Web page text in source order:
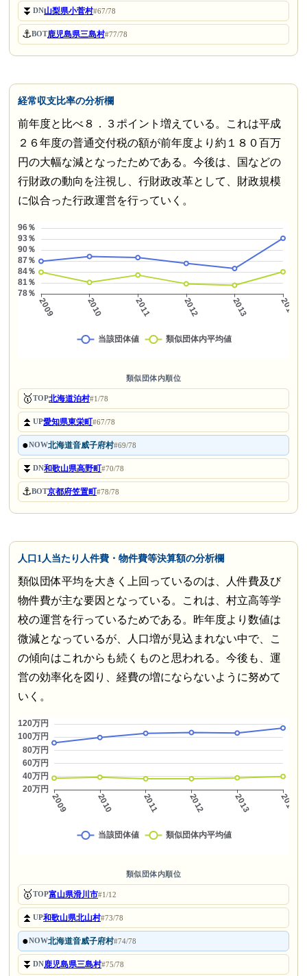
⏬DN山梨県小菅村#67/78
⚓BOT鹿児島県三島村#77/78
経常収支比率の分析欄
前年度と比べ８．３ポイント増えている。これは平成
２６年度の普通交付税の額が前年度より約１８０百万
円の大幅な減となったためである。今後は、国などの
行財政の動向を注視し、行財政改革として、財政規模
に似合った行政運営を行っていく。
類似団体内順位
🥇TOP北海道泊村#1/78
⏫UP愛知県東栄町#67/78
●NOW北海道音威子府村#69/78
⏬DN和歌山県高野町#70/78
⚓BOT京都府笠置町#78/78
人口1人当たり人件費・物件費等決算額の分析欄
類似団体平均を大きく上回っているのは、人件費及び
物件費が主な要因となっている。これは、村立高等学
校の運営を行っているためである。昨年度より数値は
微減となっているが、人口増が見込まれない中で、こ
の傾向はこれからも続くものと思われる。今後も、運
営の効率化を図り、経費の増にならないように努めて
いく。
類似団体内順位
🥇TOP富山県滑川市#1/12
⏫UP和歌山県北山村#73/78
●NOW北海道音威子府村#74/78
⏬DN鹿児島県三島村#75/78